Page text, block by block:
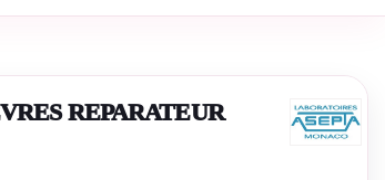
REPARATEUR